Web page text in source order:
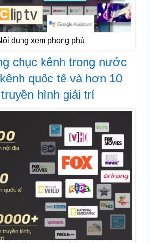
dung xem phong phú
chục kênh trong nước
quốc tế và hơn 10
hình giải trí